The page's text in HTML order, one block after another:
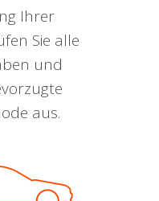
Ihrer
Sie alle
und
aus.